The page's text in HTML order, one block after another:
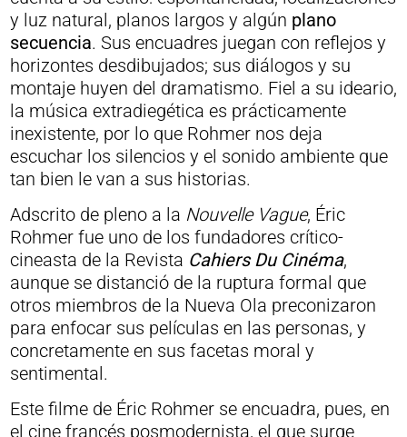
y luz natural, planos largos y algún plano
secuencia. Sus encuadres juegan con reflejos y
horizontes desdibujados; sus diálogos y su
montaje huyen del dramatismo. Fiel a su ideario,
la música extradiegética es prácticamente
inexistente, por lo que Rohmer nos deja
escuchar los silencios y el sonido ambiente que
tan bien le van a sus historias.
Adscrito de pleno a la Nouvelle Vague, Éric
Rohmer fue uno de los fundadores crítico-
cineasta de la Revista Cahiers Du Cinéma,
aunque se distanció de la ruptura formal que
otros miembros de la Nueva Ola preconizaron
para enfocar sus películas en las personas, y
concretamente en sus facetas moral y
sentimental.
Este filme de Éric Rohmer se encuadra, pues, en
el cine francés posmodernista, el que surge